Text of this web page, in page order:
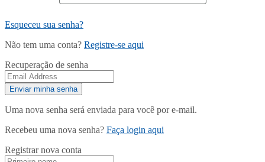
Esqueceu sua senha?
Não tem uma conta? Registre-se aqui
Recuperação de senha
Uma nova senha será enviada para você por e-mail.
Recebeu uma nova senha? Faça login aqui
Registrar nova conta